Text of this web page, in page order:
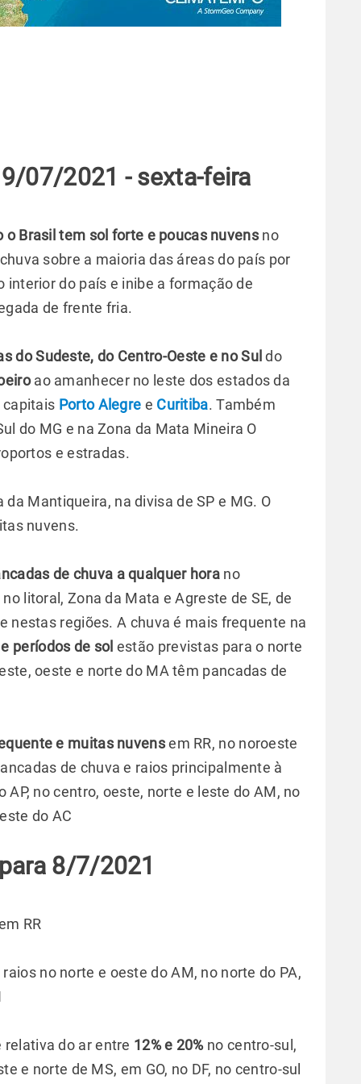
07/2021 -‌ sexta-feira
Brasil tem sol forte e poucas nuvens no
sobre a maioria das áreas do país por
interior do país e inibe a formação de
de frente fria.
do Sudeste, do Centro-Oeste e no Sul do
ao amanhecer no leste dos estados da
capitais Porto Alegre e Curitiba. Também
do MG e na Zona da Mata Mineira O
e estradas.
da Mantiqueira, na divisa de SP e MG. O
nuvens.
de chuva a qualquer hora no
litoral, Zona da Mata e Agreste de SE, de
nestas regiões. A chuva é mais frequente na
períodos de sol estão previstas para o norte
oeste e norte do MA têm pancadas de
e muitas nuvensem RR, no noroeste
de chuva e raios principalmente à
no centro, oeste, norte e leste do AM, no
do AC
8/7/2021
RR
no norte e oeste do AM, no norte do PA,
relativa do ar entre 12% e 20%no centro-sul,
e norte de MS, em GO, no DF, no centro-sul